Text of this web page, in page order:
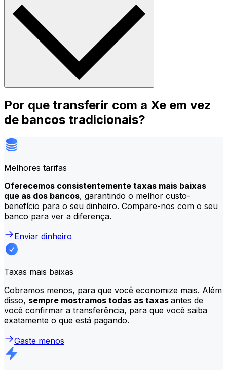
Por que transferir com a Xe em vez
de bancos tradicionais?
Melhores tarifas
Oferecemos consistentemente taxas mais baixas
que as dos bancos, garantindo o melhor custo-
benefício para o seu dinheiro. Compare-nos com o seu
banco para ver a diferença.
Enviar dinheiro
Taxas mais baixas
Cobramos menos, para que você economize mais. Além
disso, sempre mostramos todas as taxas antes de
você confirmar a transferência, para que você saiba
exatamente o que está pagando.
Gaste menos